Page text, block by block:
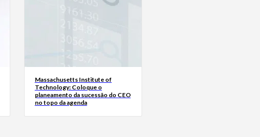
Massachusetts Institute of
Technology: Coloque o
planeamento da sucessão do CEO
no topo da agenda